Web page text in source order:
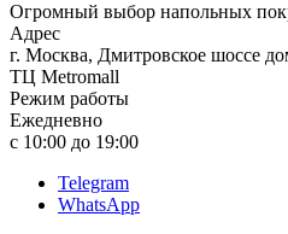
Огромный выбор напольных
Адрес
г. Москва, Дмитровское шоссе
ТЦ Metromall
Режим работы
Ежедневно
с 10:00 до 19:00
Telegram
WhatsApp